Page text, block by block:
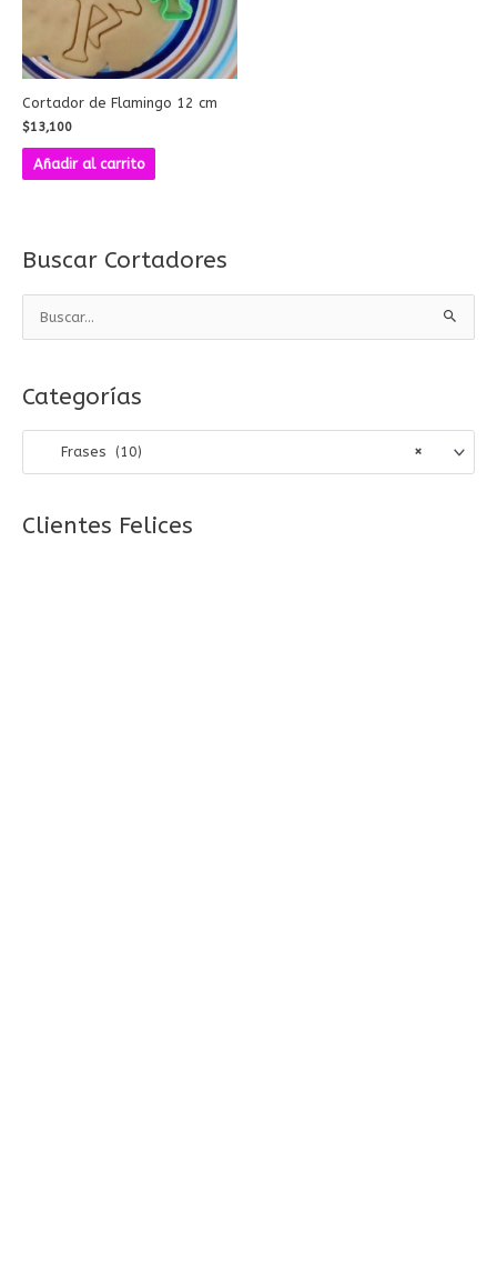
Buscar Cortadores
c
a
o
Categorías
×
Frases (10)
Clientes Felices
Cortador de Flamingo 12 cm
$13,100
Añadir al carrito